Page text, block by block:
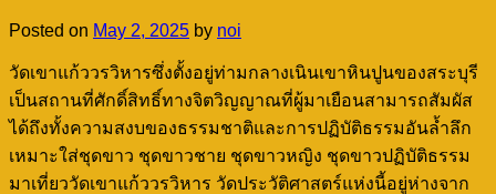
Posted on May 2, 2025 by noi
วัดเขาแก้ววรวิหารซึ่งตั้งอยู่ท่ามกลางเนินเขาหินปูนของสระบุรี
เป็นสถานที่ศักดิ์สิทธิ์ทางจิตวิญญาณที่ผู้มาเยือนสามารถสัมผัส
ได้ถึงทั้งความสงบของธรรมชาติและการปฏิบัติธรรมอันล้ำลึก
เหมาะใส่ชุดขาว ชุดขาวชาย ชุดขาวหญิง ชุดขาวปฏิบัติธรรม
มาเที่ยววัดเขาแก้ววรวิหาร วัดประวัติศาสตร์แห่งนี้อยู่ห่างจาก